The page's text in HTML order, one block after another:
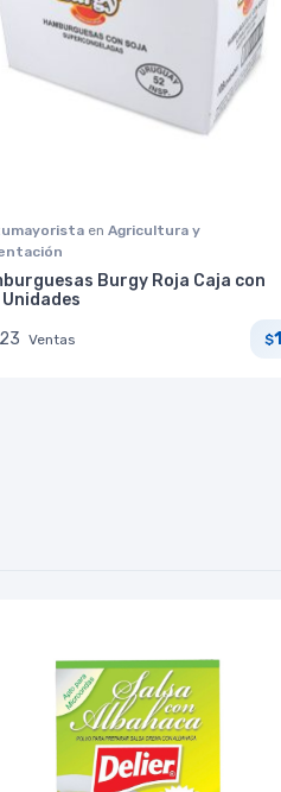
en Agricultura y
Burgy Roja Caja con
Ventas $1